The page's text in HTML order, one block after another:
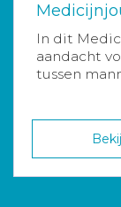
In dit
aandacht
tussen